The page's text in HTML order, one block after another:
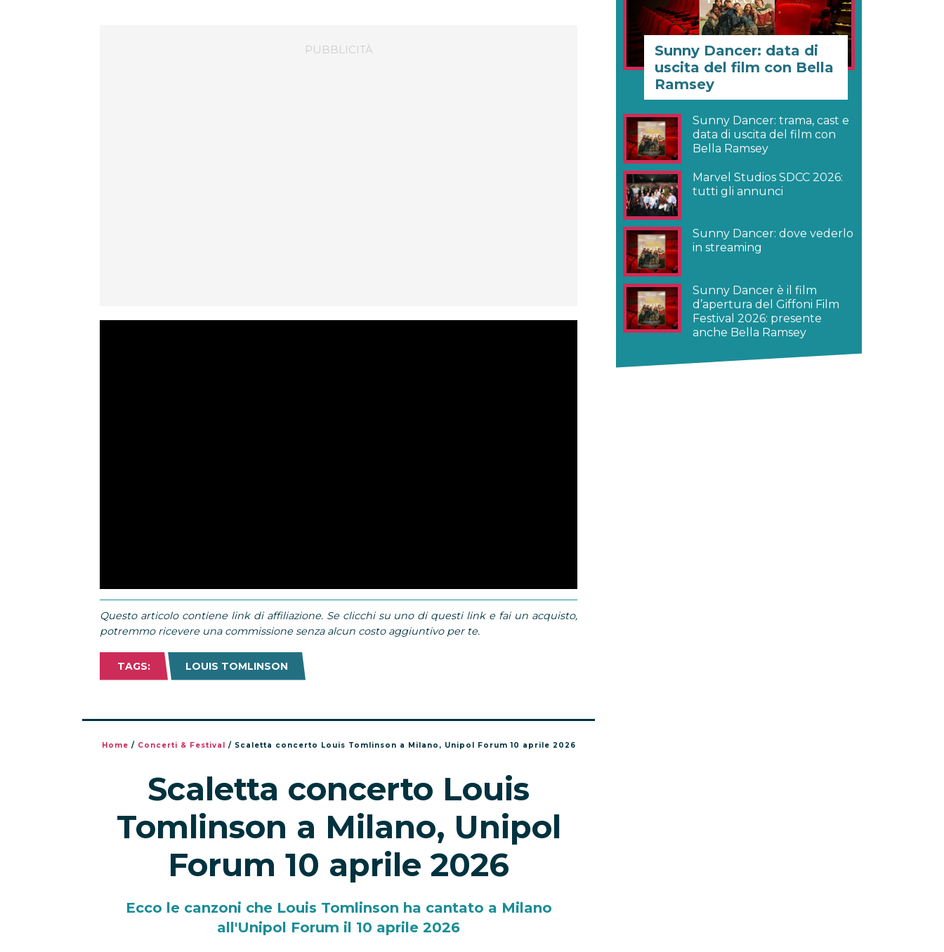
Questo articolo contiene link di affiliazione. Se clicchi su uno di questi link e fai un acquisto,
potremmo ricevere una commissione senza alcun costo aggiuntivo per te.
TAGS: LOUIS TOMLINSON
Home / Concerti & Festival / Scaletta concerto Louis Tomlinson a Milano, Unipol Forum 10 aprile 2026
Scaletta concerto Louis
Tomlinson a Milano, Unipol
Forum 10 aprile 2026
Ecco le canzoni che Louis Tomlinson ha cantato a Milano
all'Unipol Forum il 10 aprile 2026
Sunny Dancer: data di
uscita del film con Bella
Ramsey
Sunny Dancer: trama, cast e
data di uscita del film con
Bella Ramsey
Marvel Studios SDCC 2026:
tutti gli annunci
Sunny Dancer: dove vederlo
in streaming
Sunny Dancer è il film
d’apertura del Giffoni Film
Festival 2026: presente
anche Bella Ramsey